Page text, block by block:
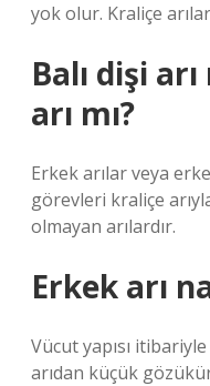
yok olur. Kraliçe
Balı dişi
arı mı?
Erkek arılar veya
görevleri kraliçe
olmayan arılardır.
Erkek arı
Vücut yapısı
arıdan küçük